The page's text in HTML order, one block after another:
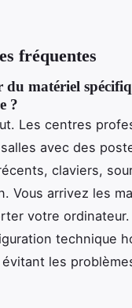
fréquentes
matériel
?
Les centres
avec des
claviers,
Vous arrivez les
votre
technique
les